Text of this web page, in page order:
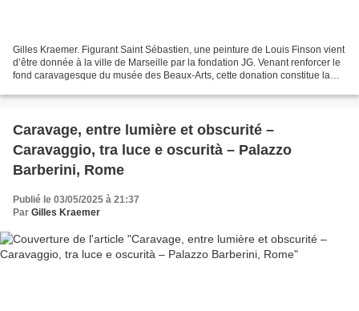
Gilles Kraemer. Figurant Saint Sébastien, une peinture de Louis Finson vient
d’être donnée à la ville de Marseille par la fondation JG. Venant renforcer le
fond caravagesque du musée des Beaux-Arts, cette donation constitue la
​​​​​​​Caravage, entre lumière et obscurité –
Caravaggio, tra luce e oscurità – Palazzo
Barberini, Rome
Publié le 03/05/2025 à 21:37
Par Gilles Kraemer